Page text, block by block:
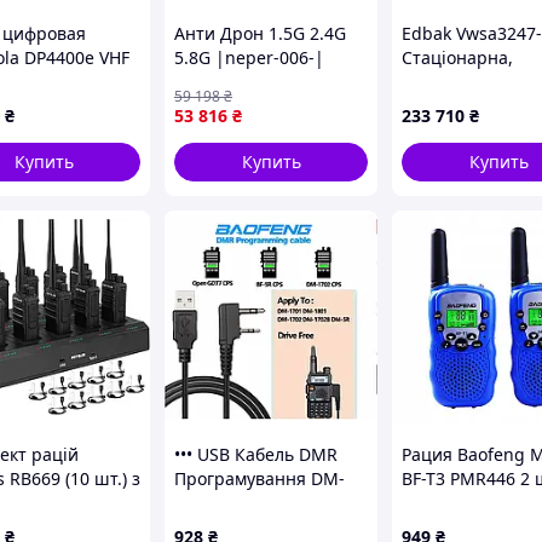
DP4400e VHF
для военных,
₴
Купить
Анти Дрон 1.5G 2.4G
5.8G |neper-006-|
53 816 ₴
59 198₴
Купить
Edbak
Стаціонарна,
3X2, для
діапазоні 42-47",
Горизонтальна,
233 710 ₴
Купить
рацій
RB669 (10 шт.) з
станцією
₴
••• USB Кабель DMR
Програмування DM-
Retevis CPS | USB
928 ₴
Рация Baofeng
BF-T3 PMR446 2
949 ₴